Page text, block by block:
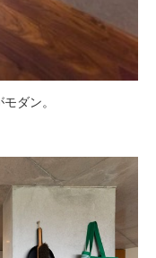
ダン。